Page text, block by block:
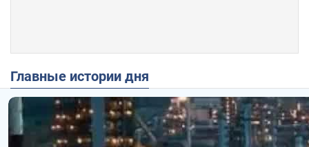
Главные истории дня